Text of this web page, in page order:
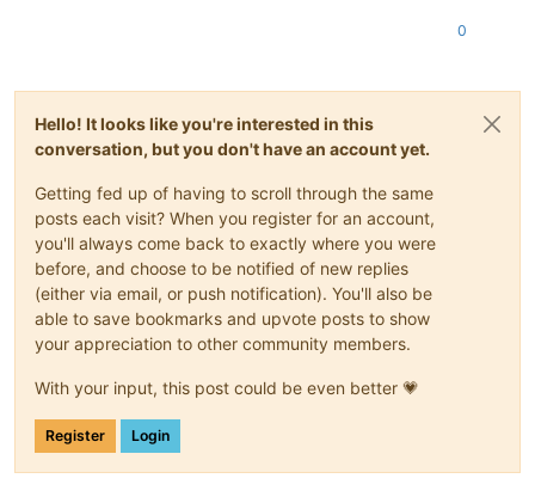
0
Hello! It looks like you're interested in this
conversation, but you don't have an account yet.
Getting fed up of having to scroll through the same
posts each visit? When you register for an account,
you'll always come back to exactly where you were
before, and choose to be notified of new replies
(either via email, or push notification). You'll also be
able to save bookmarks and upvote posts to show
your appreciation to other community members.
With your input, this post could be even better 💗
Register Login